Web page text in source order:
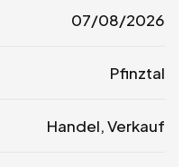
07/08/2026
Pfinztal
Handel, Verkauf